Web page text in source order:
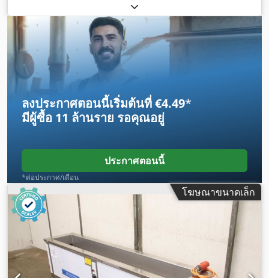
ลงประกาศตอนนี้เริ่มต้นที่ €4.49*
มีผู้ซื้อ 11 ล้านราย รอคุณอยู่
ประกาศตอนนี้
*ต่อประกาศ/เดือน
โฆษณาขนาดเล็ก